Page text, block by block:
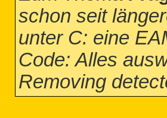
schon seit
unter C: eine
Code: Alles
Removing